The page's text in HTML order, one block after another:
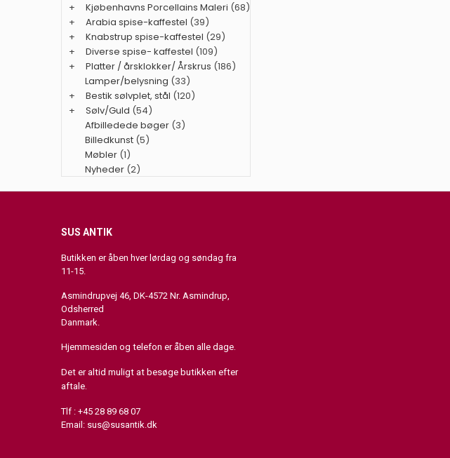
+
Kjøbenhavns Porcellains Maleri (68)
+
Arabia spise-kaffestel (39)
+
Knabstrup spise-kaffestel (29)
+
Diverse spise- kaffestel (109)
+
Platter / årsklokker/ Årskrus (186)
Lamper/belysning (33)
+
Bestik sølvplet, stål (120)
+
Sølv/Guld (54)
Afbilledede bøger (3)
Billedkunst (5)
Møbler (1)
Nyheder (2)
SUS ANTIK
Butikken er åben hver lørdag og søndag fra
11-15.
Asmindrupvej 46, DK-4572 Nr. Asmindrup,
Odsherred
Danmark.
Hjemmesiden og telefon er åben alle dage.
Det er altid muligt at besøge butikken efter
aftale.
Tlf : +45 28 89 68 07
Email: sus@susantik.dk